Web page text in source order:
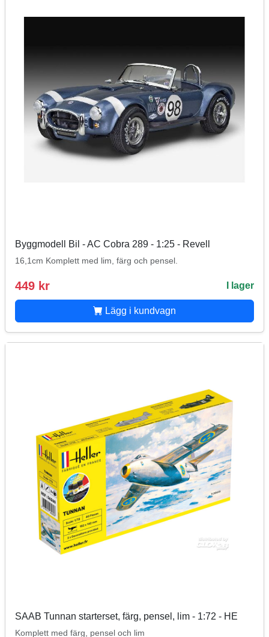
Byggmodell Bil - AC Cobra 289 - 1:25 - Revell
16,1cm Komplett med lim, färg och pensel.
449 kr I lager
Lägg i kundvagn
SAAB Tunnan starterset, färg, pensel, lim - 1:72 - HE
Komplett med färg, pensel och lim